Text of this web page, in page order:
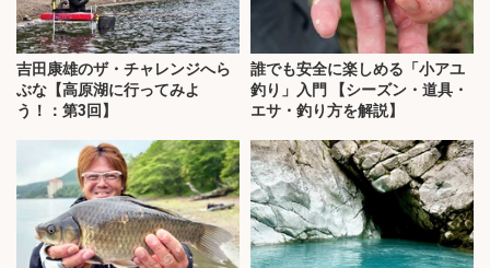
吉田康雄のザ・チャレンジへら
ぶな【高原湖に行ってみよ
う！：第3回】
誰でも安全に楽しめる「小アユ
釣り」入門 【シーズン・道具・
エサ・釣り方を解説】